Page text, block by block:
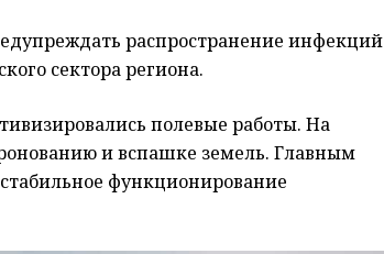
распространение инфекций
сектора региона.
полевые работы. На
и вспашке земель. Главным
функционирование